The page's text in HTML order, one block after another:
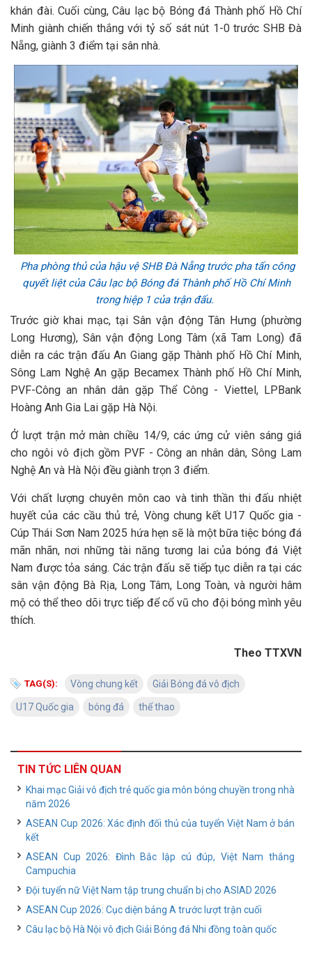
khán đài. Cuối cùng, Câu lạc bộ Bóng đá Thành phố Hồ Chí
Minh giành chiến thắng với tỷ số sát nút 1-0 trước SHB Đà
Nẵng, giành 3 điểm tại sân nhà.
Pha phòng thủ của hậu vệ SHB Đà Nẵng trước pha tấn công
quyết liệt của Câu lạc bộ Bóng đá Thành phố Hồ Chí Minh
trong hiệp 1 của trận đấu.
Trước giờ khai mạc, tại Sân vận động Tân Hưng (phường
Long Hương), Sân vận động Long Tâm (xã Tam Long) đã
diễn ra các trận đấu An Giang gặp Thành phố Hồ Chí Minh,
Sông Lam Nghệ An gặp Becamex Thành phố Hồ Chí Minh,
PVF-Công an nhân dân gặp Thể Công - Viettel, LPBank
Hoàng Anh Gia Lai gặp Hà Nội.
Ở lượt trận mở màn chiều 14/9, các ứng cử viên sáng giá
cho ngôi vô địch gồm PVF - Công an nhân dân, Sông Lam
Nghệ An và Hà Nội đều giành trọn 3 điểm.
Với chất lượng chuyên môn cao và tinh thần thi đấu nhiệt
huyết của các cầu thủ trẻ, Vòng chung kết U17 Quốc gia -
Cúp Thái Sơn Nam 2025 hứa hẹn sẽ là một bữa tiệc bóng đá
mãn nhãn, nơi những tài năng tương lai của bóng đá Việt
Nam được tỏa sáng. Các trận đấu sẽ tiếp tục diễn ra tại các
sân vận động Bà Rịa, Long Tâm, Long Toàn, và người hâm
mộ có thể theo dõi trực tiếp để cổ vũ cho đội bóng mình yêu
thích.
Theo TTXVN
TAG(S): Vòng chung kết Giải Bóng đá vô địch
U17 Quốc gia bóng đá thể thao
TIN TỨC LIÊN QUAN
Khai mạc Giải vô địch trẻ quốc gia môn bóng chuyền trong nhà
năm 2026
ASEAN Cup 2026: Xác định đối thủ của tuyển Việt Nam ở bán
kết
ASEAN Cup 2026: Đình Bắc lập cú đúp, Việt Nam thắng
Campuchia
Đội tuyển nữ Việt Nam tập trung chuẩn bị cho ASIAD 2026
ASEAN Cup 2026: Cục diện bảng A trước lượt trận cuối
Câu lạc bộ Hà Nội vô địch Giải Bóng đá Nhi đồng toàn quốc